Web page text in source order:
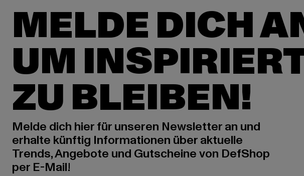
MELDE DICH
UM
ZU BLEIBEN!
Melde dich hier für unseren Newsletter an und
erhalte künftig Informationen über aktuelle
Trends, Angebote und Gutscheine von DefShop
per E-Mail!